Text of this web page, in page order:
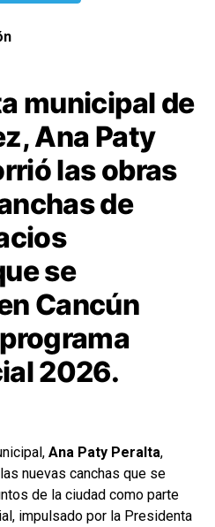
municipal de
Ana Paty
las obras
de
se
Cancún
2026.
Ana Paty Peralta,
nuevas canchas que se
de la ciudad como parte
impulsado por la Presidenta